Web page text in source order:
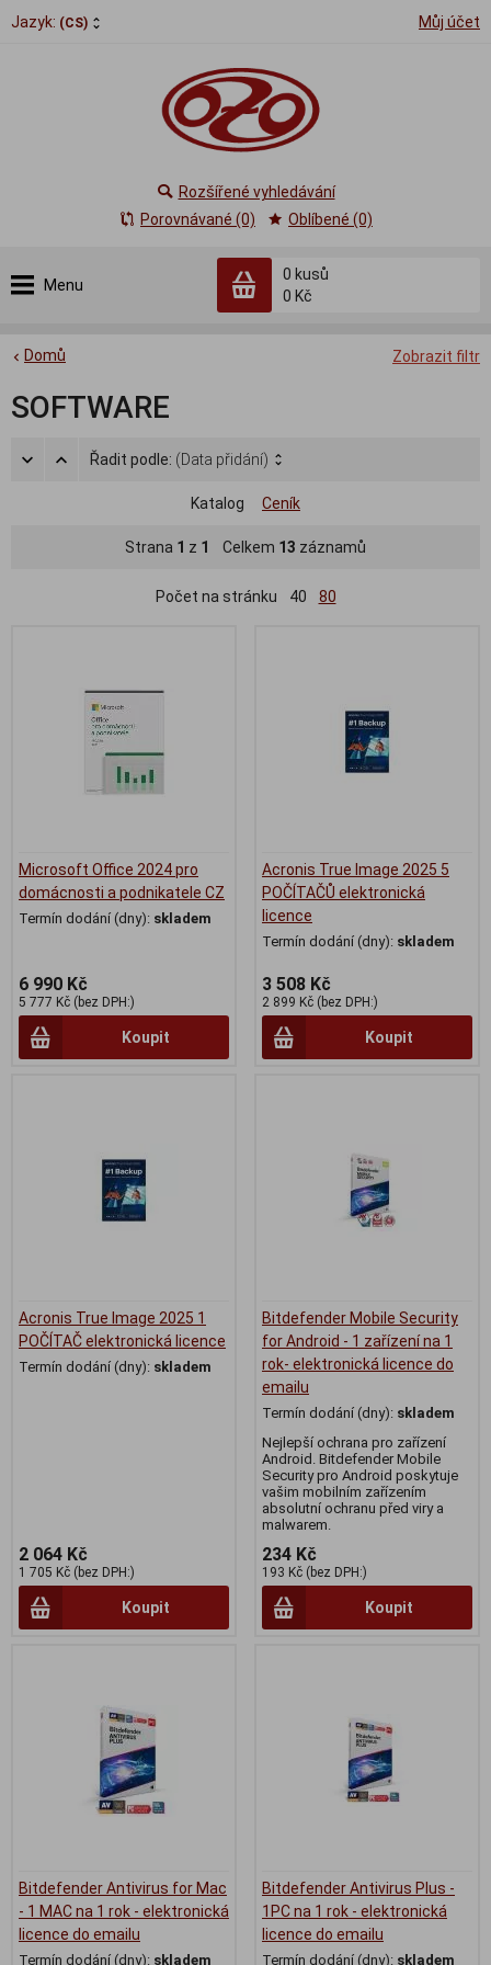
Jazyk: (CS) Můj účet
Menu
0 kusů
0 Kč
Rozšířené vyhledávání
Porovnávané (0)
Oblíbené (0)
Zobrazit filtr
Domů
SOFTWARE
Řadit podle: (Data přidání)
Katalog Ceník
Strana 1 z 1 Celkem 13 záznamů
Počet na stránku 40 80
Microsoft Office 2024 pro
domácnosti a podnikatele CZ
Termín dodání (dny): skladem
6 990 Kč
5 777 Kč (bez DPH:)
Koupit
Acronis True Image 2025 5
POČÍTAČŮ elektronická
licence
Termín dodání (dny): skladem
3 508 Kč
2 899 Kč (bez DPH:)
Koupit
Acronis True Image 2025 1
POČÍTAČ elektronická licence
Termín dodání (dny): skladem
2 064 Kč
1 705 Kč (bez DPH:)
Koupit
Bitdefender Mobile Security
for Android - 1 zařízení na 1
rok- elektronická licence do
emailu
Termín dodání (dny): skladem
Nejlepší ochrana pro zařízení
Android. Bitdefender Mobile
Security pro Android poskytuje
vašim mobilním zařízením
absolutní ochranu před viry a
malwarem.
234 Kč
193 Kč (bez DPH:)
Koupit
Bitdefender Antivirus for Mac
- 1 MAC na 1 rok - elektronická
licence do emailu
Termín dodání (dny): skladem
Bitdefender Antivirus Plus -
1PC na 1 rok - elektronická
licence do emailu
Termín dodání (dny): skladem